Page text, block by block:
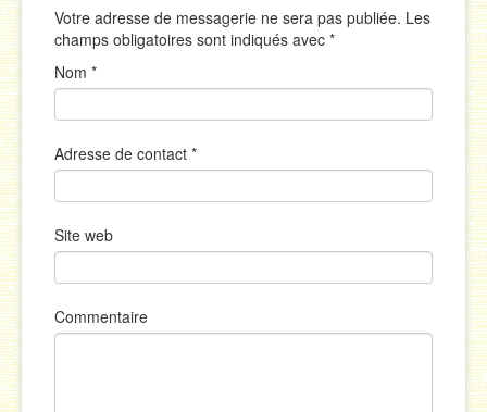
Votre adresse de messagerie ne sera pas publiée. Les
champs obligatoires sont indiqués avec *
Nom *
Adresse de contact *
Site web
Commentaire